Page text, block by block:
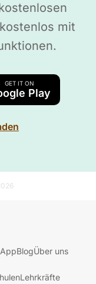
mit
GET IT ON
Play
BlogÜber uns
Lehrkräfte